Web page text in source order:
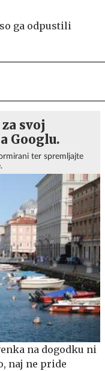
ga odpustili
svoj
Googlu.
ter spremljajte
na dogodku ni
naj ne pride